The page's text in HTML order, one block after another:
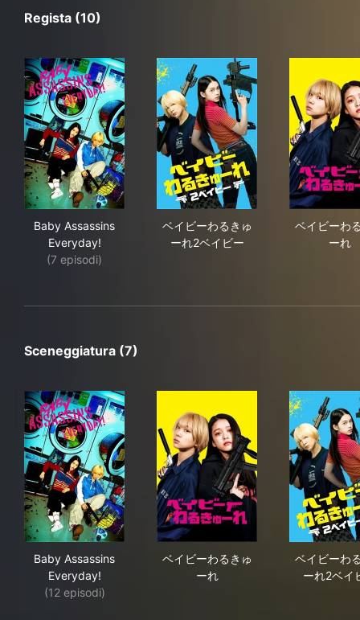
Regista (10)
Baby Assassins
Everyday!
(7 episodi)
ベイビーわるきゅ
ーれ2ベイビー
ベイビーわ
ーれ
Sceneggiatura (7)
Baby Assassins
Everyday!
(12 episodi)
ベイビーわるきゅ
ーれ
ベイビーわ
ーれ2ベイ